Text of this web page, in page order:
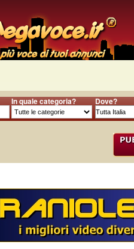
In quale categoria? Dove?